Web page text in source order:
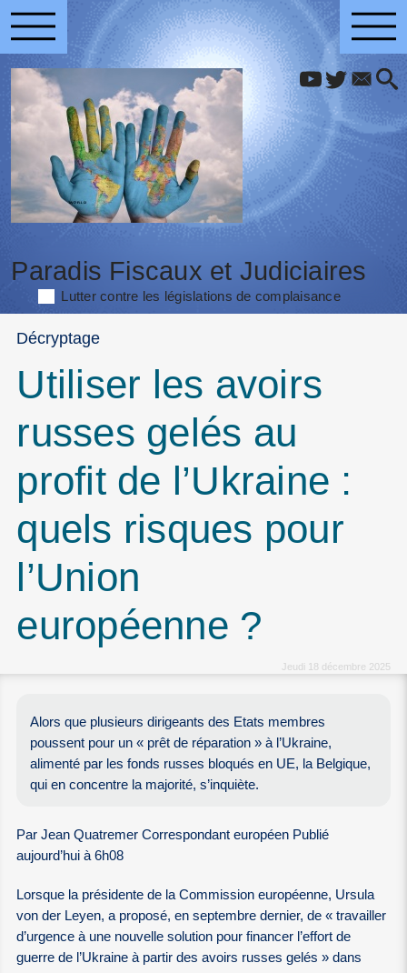
Paradis Fiscaux et Judiciaires
Lutter contre les législations de complaisance
Décryptage
Utiliser les avoirs
russes gelés au
profit de l’Ukraine :
quels risques pour
l’Union
européenne ?
Jeudi 18 décembre 2025
Alors que plusieurs dirigeants des Etats membres
poussent pour un « prêt de réparation » à l’Ukraine,
alimenté par les fonds russes bloqués en UE, la Belgique,
qui en concentre la majorité, s’inquiète.
Par Jean Quatremer Correspondant européen Publié
aujourd’hui à 6h08
Lorsque la présidente de la Commission européenne, Ursula
von der Leyen, a proposé, en septembre dernier, de « travailler
d’urgence à une nouvelle solution pour financer l’effort de
guerre de l’Ukraine à partir des avoirs russes gelés » dans